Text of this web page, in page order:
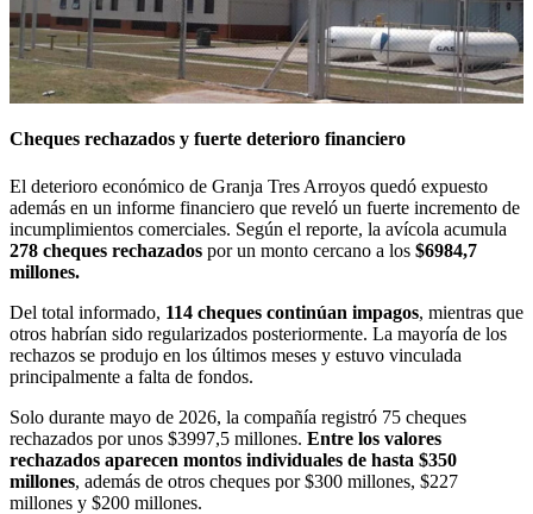
Cheques rechazados y fuerte deterioro financiero
El deterioro económico de Granja Tres Arroyos quedó expuesto
además en un informe financiero que reveló un fuerte incremento de
incumplimientos comerciales. Según el reporte, la avícola acumula
278 cheques rechazados por un monto cercano a los $6984,7
millones.
Del total informado, 114 cheques continúan impagos, mientras que
otros habrían sido regularizados posteriormente. La mayoría de los
rechazos se produjo en los últimos meses y estuvo vinculada
principalmente a falta de fondos.
Solo durante mayo de 2026, la compañía registró 75 cheques
rechazados por unos $3997,5 millones. Entre los valores
rechazados aparecen montos individuales de hasta $350
millones, además de otros cheques por $300 millones, $227
millones y $200 millones.